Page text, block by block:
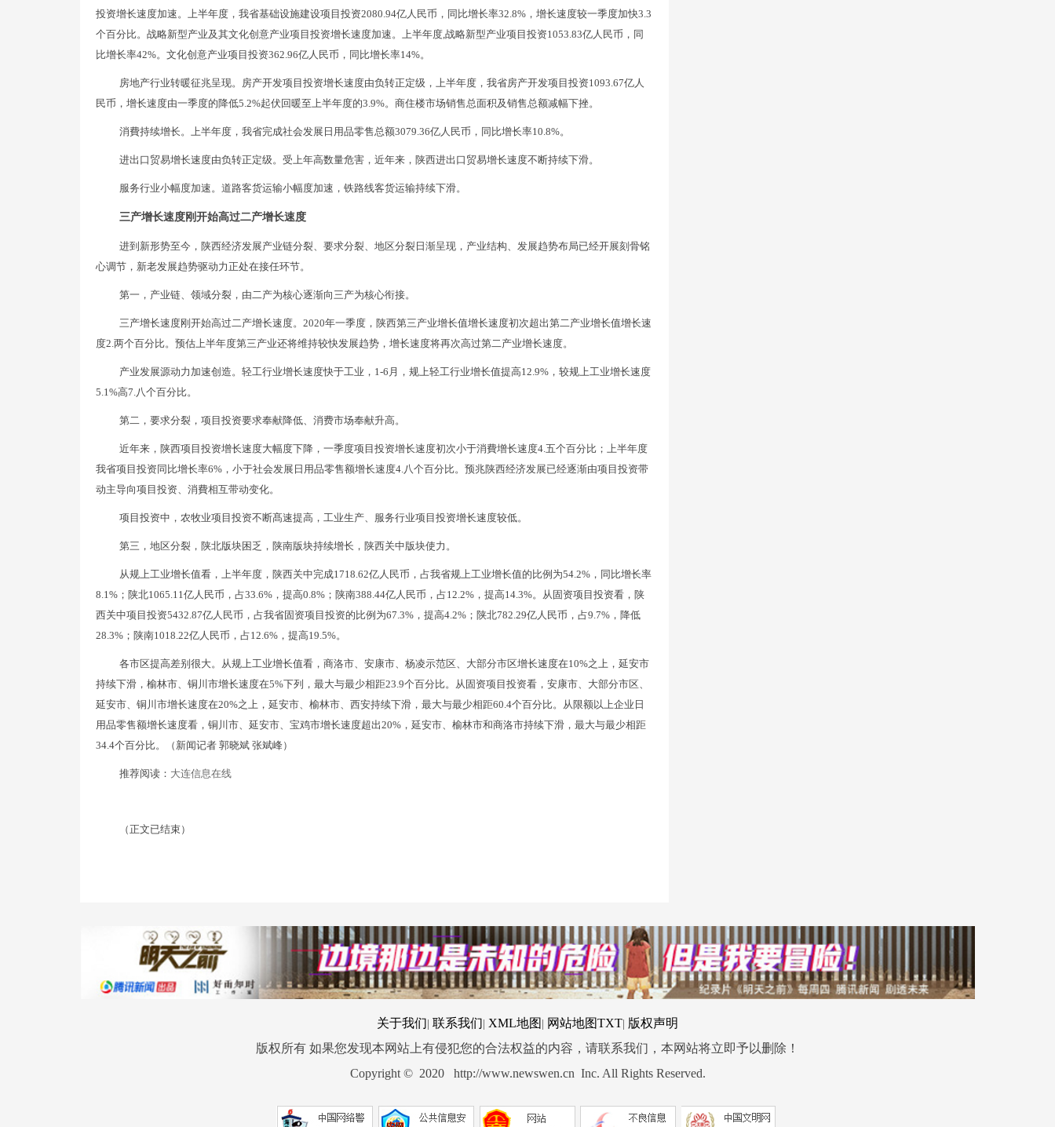
投资增长速度加速。上半年度，我省基础设施建设项目投资2080.94亿人民币，同比增长率32.8%，增长速度较一季度加快3.3
个百分比。战略新型产业及其文化创意产业项目投资增长速度加速。上半年度,战略新型产业项目投资1053.83亿人民币，同
比增长率42%。文化创意产业项目投资362.96亿人民币，同比增长率14%。
房地产行业转暖征兆呈现。房产开发项目投资增长速度由负转正定级，上半年度，我省房产开发项目投资1093.67亿人
民币，增长速度由一季度的降低5.2%起伏回暖至上半年度的3.9%。商住楼市场销售总面积及销售总额减幅下挫。
消費持续增长。上半年度，我省完成社会发展日用品零售总额3079.36亿人民币，同比增长率10.8%。
进出口贸易增长速度由负转正定级。受上年高数量危害，近年来，陕西进出口贸易增长速度不断持续下滑。
服务行业小幅度加速。道路客货运输小幅度加速，铁路线客货运输持续下滑。
三产增长速度刚开始高过二产增长速度
进到新形势至今，陕西经济发展产业链分裂、要求分裂、地区分裂日渐呈现，产业结构、发展趋势布局已经开展刻骨铭
心调节，新老发展趋势驱动力正处在接任环节。
第一，产业链、领域分裂，由二产为核心逐渐向三产为核心衔接。
三产增长速度刚开始高过二产增长速度。2020年一季度，陕西第三产业增长值增长速度初次超出第二产业增长值增长速
度2.两个百分比。预估上半年度第三产业还将维持较快发展趋势，增长速度将再次高过第二产业增长速度。
产业发展源动力加速创造。轻工行业增长速度快于工业，1-6月，规上轻工行业增长值提高12.9%，较规上工业增长速度
5.1%高7.八个百分比。
第二，要求分裂，项目投资要求奉献降低、消费市场奉献升高。
近年来，陕西项目投资增长速度大幅度下降，一季度项目投资增长速度初次小于消費增长速度4.五个百分比；上半年度
我省项目投资同比增长率6%，小于社会发展日用品零售额增长速度4.八个百分比。预兆陕西经济发展已经逐渐由项目投资带
动主导向项目投资、消費相互带动变化。
项目投资中，农牧业项目投资不断髙速提高，工业生产、服务行业项目投资增长速度较低。
第三，地区分裂，陕北版块困乏，陕南版块持续增长，陕西关中版块使力。
从规上工业增长值看，上半年度，陕西关中完成1718.62亿人民币，占我省规上工业增长值的比例为54.2%，同比增长率
8.1%；陕北1065.11亿人民币，占33.6%，提高0.8%；陕南388.44亿人民币，占12.2%，提高14.3%。从固资项目投资看，陕
西关中项目投资5432.87亿人民币，占我省固资项目投资的比例为67.3%，提高4.2%；陕北782.29亿人民币，占9.7%，降低
28.3%；陕南1018.22亿人民币，占12.6%，提高19.5%。
各市区提高差别很大。从规上工业增长值看，商洛市、安康市、杨凌示范区、大部分市区增长速度在10%之上，延安市
持续下滑，榆林市、铜川市增长速度在5%下列，最大与最少相距23.9个百分比。从固资项目投资看，安康市、大部分市区、
延安市、铜川市增长速度在20%之上，延安市、榆林市、西安持续下滑，最大与最少相距60.4个百分比。从限额以上企业日
用品零售额增长速度看，铜川市、延安市、宝鸡市增长速度超出20%，延安市、榆林市和商洛市持续下滑，最大与最少相距
34.4个百分比。（新闻记者 郭晓斌 张斌峰）
推荐阅读： 大连信息在线
（正文已结束）
关于我们 联系我们 XML地图 网站地图TXT 版权声明
版权所有 如果您发现本网站上有侵犯您的合法权益的内容，请联系我们，本网站将立即予以删除！
Copyright © 2020 http://www.newswen.cn Inc. All Rights Reserved.